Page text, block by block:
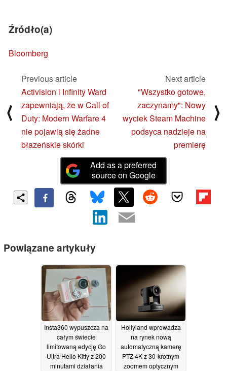
Źródło(a)
Bloomberg
⟨
Previous article
Activision i Infinity Ward
zapewniają, że w Call of
Duty: Modern Warfare 4
nie pojawią się żadne
błazeńskie skórki
Next article
"Wszystko gotowe,
zaczynamy": Nowy
wyciek Steam Machine
podsyca nadzieje na
premierę
⟩
Add as a preferred
source on Google
Powiązane artykuły
Insta360 wypuszcza na
całym świecie
limitowaną edycję Go
Ultra Hello Kitty z 200
minutami działania
Hollyland wprowadza
na rynek nową
automatyczną kamerę
PTZ 4K z 30-krotnym
zoomem optycznym